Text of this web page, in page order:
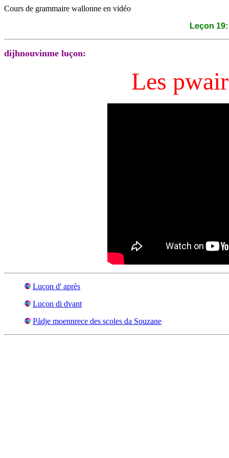
Cours de grammaire wallonne en vidéo
Leçon
dijhnouvinme luçon:
Les
Luçon d' après
Luçon di dvant
Pådje moennrece des scoles da Souzane